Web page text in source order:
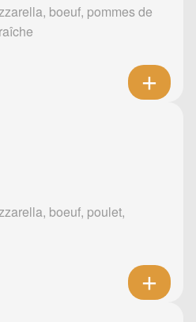
boeuf, pommes de
boeuf, poulet,